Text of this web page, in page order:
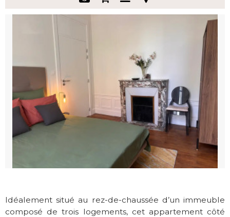
Idéalement situé au rez-de-chaussée d’un immeuble
composé de trois logements, cet appartement côté